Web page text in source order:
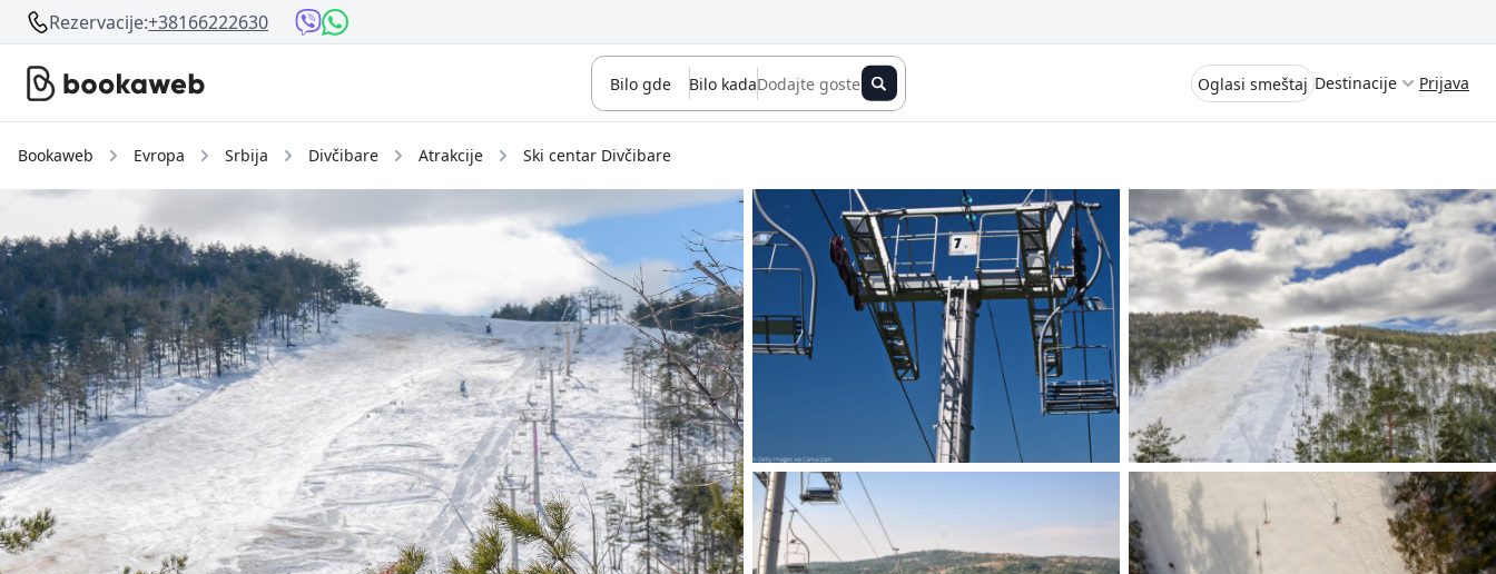
Rezervacije:+38166222630
Bilo gde Bilo kadaDodajte goste Oglasi smeštaj Destinacije
Srbija
Crna Gora
Ostalo
Srbija
Beograd Zlatibor Kopaonik
Divčibare
Niš
Banja Koviljača Sokobanja Fruška gora
Vrnjačka Banja
Srebrno jezero
Tara Stara planina Banja Vrujci
Perućac
Prolom Banja
Kragujevac Ždrelo
Kladovo
Užice
Bajina Bašta Kraljevo Jagodina
Aranđelovac
Smederevo
Subotica Nova Varoš Valjevo
Čačak
Uvac Kruševac Pirot
Loznica
Spremite se za virtuelno putovanje
kroz jednu od najlepših zemalja
Evrope i sveta. Uživaćete u prikazima
planinskih masiva poput Tare i Šar-
planine, ali i u ravničarskim
predelima prostrane Vojvodine.
Istraživanje tradicije i kulturnog
dobra Srbije otkriće vam pravu narav
srpskog naroda, a slike lokalnih i
tradicionalnih specijaliteta osetićete i
na svojim nepcima.
Prijava
Bookaweb Evropa Srbija Divčibare Atrakcije Ski centar Divčibare